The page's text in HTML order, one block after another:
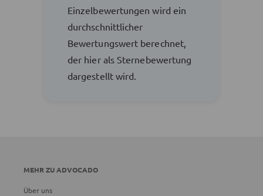
Einzelbewertungen wird ein
durchschnittlicher
Bewertungswert berechnet,
der hier als Sternebewertung
dargestellt wird.
MEHR ZU ADVOCADO
Über uns